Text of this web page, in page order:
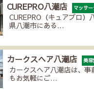
CUREPRO八潮店 マッサ
CUREPRO（キュアプロ）
県八潮市にある…
カークスヘア八潮店 美
カークスヘア八潮店は、事
もお気軽にご…